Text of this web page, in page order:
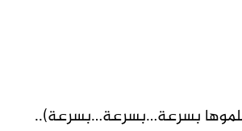
بسرعة…بسرعة…بسرعة)..